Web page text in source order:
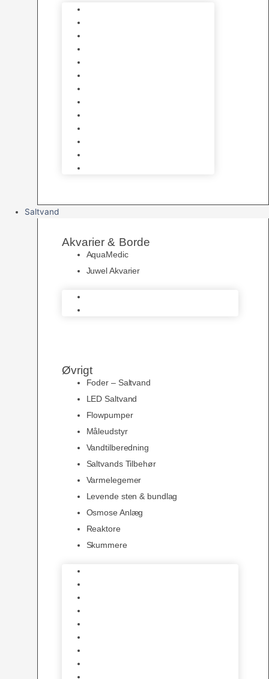
Saltvand
Akvarier & Borde
AquaMedic
Juwel Akvarier
Øvrigt
Foder – Saltvand
LED Saltvand
Flowpumper
Måleudstyr
Vandtilberedning
Saltvands Tilbehør
Varmelegemer
Levende sten & bundlag
Osmose Anlæg
Reaktore
Skummere